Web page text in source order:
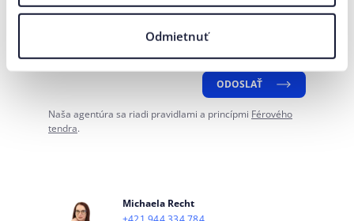
Odmietnuť
Michaela Recht
Vaša správa*
so
spracovaním
osobných údajov
na účely marketingovej
komunikácie.
ODOSLAŤ
Naša agentúra sa riadi pravidlami a princípmi Férového
tendra.